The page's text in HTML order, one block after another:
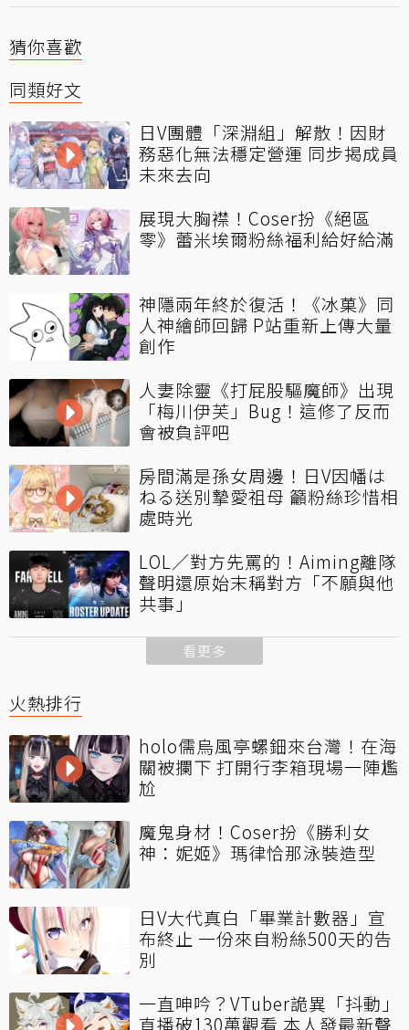
猜你喜歡
同類好文
日V團體「深淵組」解散！因財
務惡化無法穩定營運 同步揭成員
未來去向
展現大胸襟！Coser扮《絕區
零》蕾米埃爾粉絲福利給好給滿
神隱兩年終於復活！《冰菓》同
人神繪師回歸 P站重新上傳大量
創作
人妻除靈《打屁股驅魔師》出現
「梅川伊芙」Bug！這修了反而
會被負評吧
房間滿是孫女周邊！日V因幡は
ねる送別摯愛祖母 籲粉絲珍惜相
處時光
LOL／對方先罵的！Aiming離隊
聲明還原始末稱對方「不願與他
共事」
看更多
火熱排行
holo儒烏風亭螺鈿來台灣！在海
關被攔下 打開行李箱現場一陣尷
尬
魔鬼身材！Coser扮《勝利女
神：妮姬》瑪律恰那泳裝造型
日V大代真白「畢業計數器」宣
布終止 一份來自粉絲500天的告
別
一直呻吟？VTuber詭異「抖動」
直播破130萬觀看 本人發最新聲